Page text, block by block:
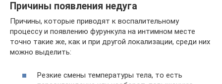
Причины появления недуга
Причины, которые приводят к воспалительному
процессу и появлению фурункула на интимном месте
точно такие же, как и при другой локализации, среди них
можно выделить:
Резкие смены температуры тела, то есть